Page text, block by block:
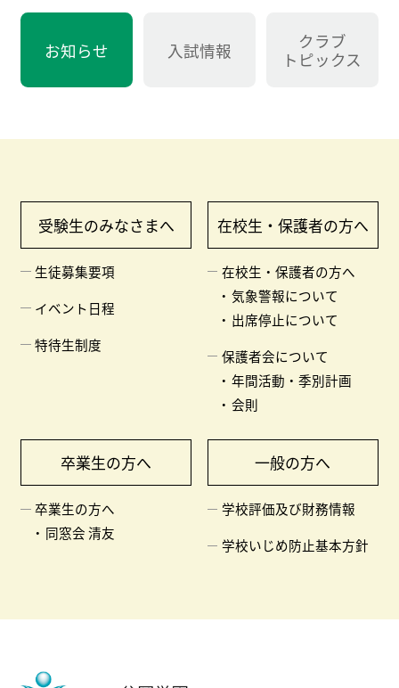
お知らせ 入試情報
クラブ
トピックス
受験生のみなさまへ
生徒募集要項
イベント日程
特待生制度
在校生・保護者の方へ
在校生・保護者の方へ
気象警報について
出席停止について
保護者会について
年間活動・季別計画
会則
卒業生の方へ
卒業生の方へ
同窓会 清友
一般の方へ
学校評価及び財務情報
学校いじめ防止基本方針